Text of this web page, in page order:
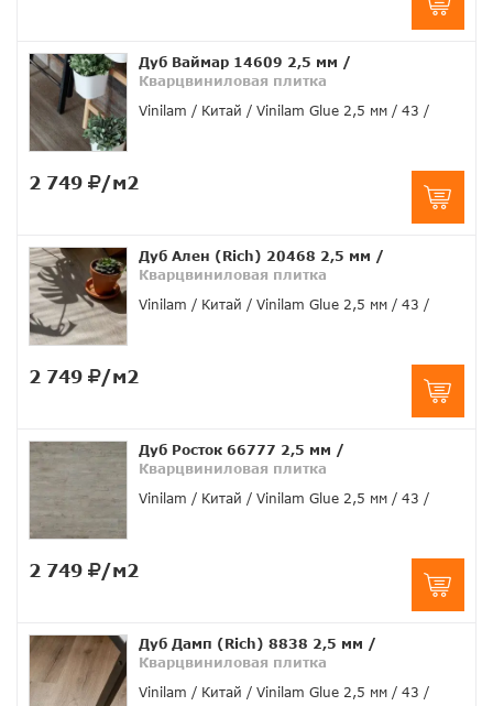
Дуб Ваймар 14609 2,5 мм /
Кварцвиниловая плитка
Vinilam
Китай Vinilam Glue 2,5 мм 43
2 749 /м2
Дуб Ален (Rich) 20468 2,5 мм /
Кварцвиниловая плитка
Vinilam
Китай Vinilam Glue 2,5 мм 43
2 749 /м2
Дуб Росток 66777 2,5 мм /
Кварцвиниловая плитка
Vinilam
Китай Vinilam Glue 2,5 мм 43
2 749 /м2
Дуб Дамп (Rich) 8838 2,5 мм /
Кварцвиниловая плитка
Vinilam
Китай Vinilam Glue 2,5 мм 43